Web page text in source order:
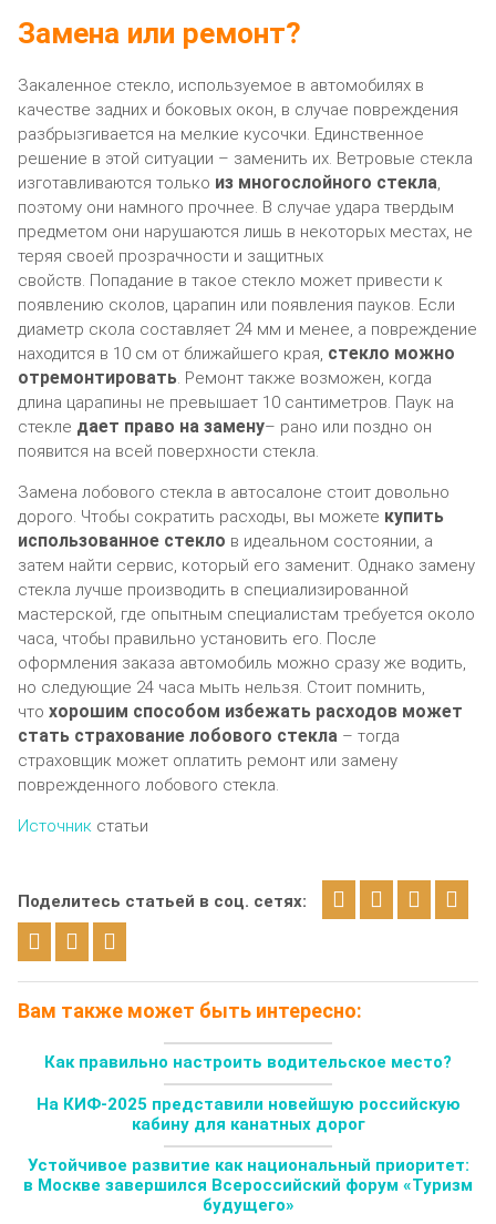
Замена или ремонт?
Закаленное стекло, используемое в автомобилях в
качестве задних и боковых окон, в случае повреждения
разбрызгивается на мелкие кусочки. Единственное
решение в этой ситуации – заменить их. Ветровые стекла
изготавливаются только из многослойного стекла,
поэтому они намного прочнее. В случае удара твердым
предметом они нарушаются лишь в некоторых местах, не
теряя своей прозрачности и защитных
свойств. Попадание в такое стекло может привести к
появлению сколов, царапин или появления пауков. Если
диаметр скола составляет 24 мм и менее, а повреждение
находится в 10 см от ближайшего края, стекло можно
отремонтировать. Ремонт также возможен, когда
длина царапины не превышает 10 сантиметров. Паук на
стекле дает право на замену– рано или поздно он
появится на всей поверхности стекла.
Замена лобового стекла в автосалоне стоит довольно
дорого. Чтобы сократить расходы, вы можете купить
использованное стекло в идеальном состоянии, а
затем найти сервис, который его заменит. Однако замену
стекла лучше производить в специализированной
мастерской, где опытным специалистам требуется около
часа, чтобы правильно установить его. После
оформления заказа автомобиль можно сразу же водить,
но следующие 24 часа мыть нельзя. Стоит помнить,
что хорошим способом избежать расходов может
стать страхование лобового стекла – тогда
страховщик может оплатить ремонт или замену
поврежденного лобового стекла.
Источник статьи
Поделитесь статьей в соц. сетях:
Вам также может быть интересно:
Как правильно настроить водительское место?
На КИФ-2025 представили новейшую российскую
кабину для канатных дорог
Устойчивое развитие как национальный приоритет:
в Москве завершился Всероссийский форум «Туризм
будущего»